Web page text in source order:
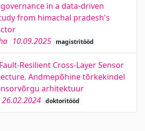
in a data-driven
from himachal pradesh's
10.09.2025 magistritööd
Resilient Cross-Layer Sensor
Andmepõhine tõrkekindel
arhitektuur
26.02.2024 doktoritööd